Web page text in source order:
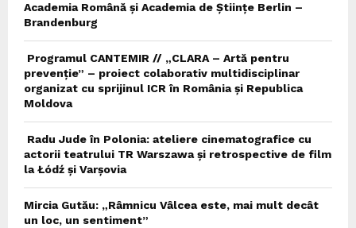
Academia Română și Academia de Științe Berlin –
Brandenburg
Programul CANTEMIR // „CLARA – Artă pentru
prevenție” – proiect colaborativ multidisciplinar
organizat cu sprijinul ICR în România și Republica
Moldova
Radu Jude în Polonia: ateliere cinematografice cu
actorii teatrului TR Warszawa și retrospective de film
la Łódź și Varșovia
Mircia Gutău: „Râmnicu Vâlcea este, mai mult decât
un loc, un sentiment”